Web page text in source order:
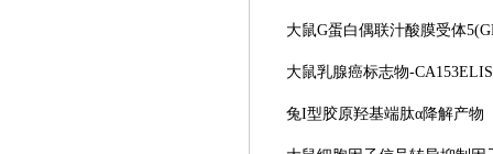
大鼠G蛋白偶联汁酸膜受体
大鼠乳腺癌标志物-
兔I型胶原羟基端肽α降解产物